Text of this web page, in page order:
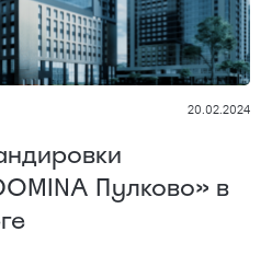
20.02.2024
Пулково» в